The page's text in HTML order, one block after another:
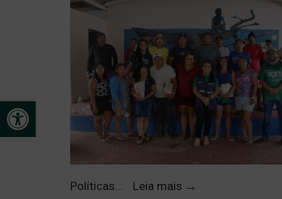
Open toolbar
Políticas... Leia mais →